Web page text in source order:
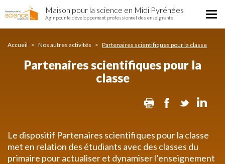
Partenaires
scientifiques
classe
au
Maison pour la science en Midi Pyrénées
Agir pour le développement professionnel des enseignants
Accueil Nos autres activités Partenaires scientifiques pour la classe
Partenaires scientifiques pour la
classe
Print Facebook
Twitter
Le dispositif Partenaires scientifiques pour la classe
met en relation des étudiants avec des classes du
primaire pour actualiser et dynamiser l’enseignement